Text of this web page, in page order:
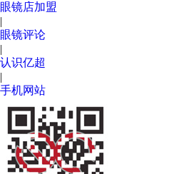
眼镜店加盟
|
眼镜评论
|
认识亿超
|
手机网站